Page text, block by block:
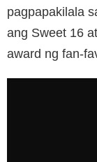
pagpapakilala
ang Sweet 16
award ng fan-